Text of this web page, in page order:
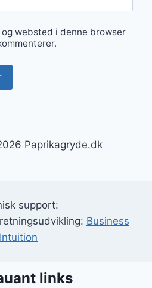
og websted i denne browser
Paprikagryde.dk
support:
Business
Intuition
links